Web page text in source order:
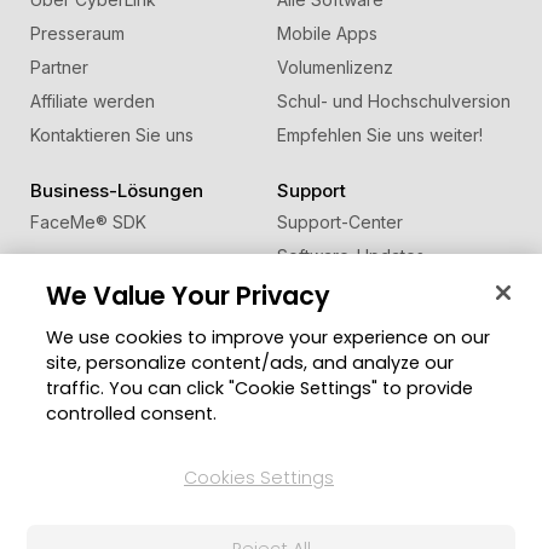
Presseraum
Partner
Affiliate werden
Kontaktieren Sie uns
Mobile Apps
Volumenlizenz
Schul- und Hochschulversion
Empfehlen Sie uns weiter!
Business-Lösungen
FaceMe® SDK
Support
Support-Center
Software-Updates
Lernen + Wissen
Community
Mitgliederbereich
Blog
Region ändern
We Value Your Privacy
We use cookies to improve your experience on our
site, personalize content/ads, and analyze our
traffic. You can click "Cookie Settings" to provide
controlled consent.
Cookies Settings